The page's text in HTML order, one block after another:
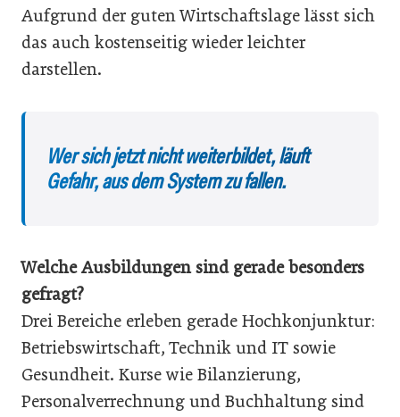
Aufgrund der guten Wirtschaftslage lässt sich
das auch kostenseitig wieder leichter
darstellen.
Wer sich jetzt nicht weiterbildet, läuft
Gefahr, aus dem System zu fallen.
Welche Ausbildungen sind gerade besonders
gefragt?
Drei Bereiche erleben gerade Hochkonjunktur:
Betriebswirtschaft, Technik und IT sowie
Gesundheit. Kurse wie Bilanzierung,
Personalverrechnung und Buchhaltung sind